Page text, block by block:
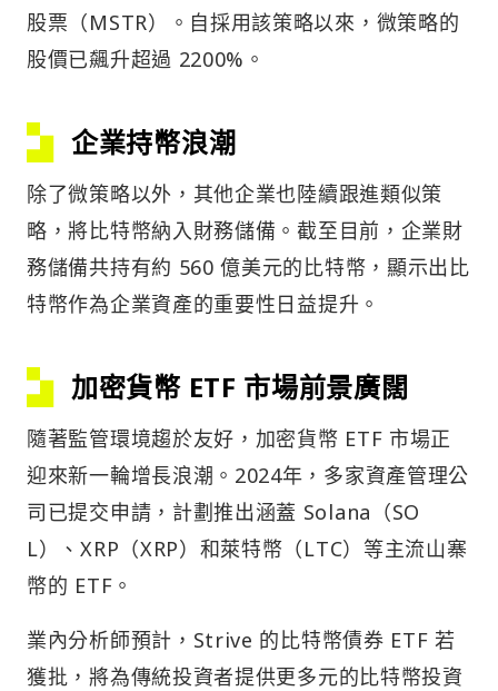
股票（MSTR）。自採用該策略以來，微策略的
股價已飆升超過 2200%。
企業持幣浪潮
除了微策略以外，其他企業也陸續跟進類似策
略，將比特幣納入財務儲備。截至目前，企業財
務儲備共持有約 560 億美元的比特幣，顯示出比
特幣作為企業資產的重要性日益提升。
加密貨幣 ETF 市場前景廣闊
隨著監管環境趨於友好，加密貨幣 ETF 市場正
迎來新一輪增長浪潮。2024年，多家資產管理公
司已提交申請，計劃推出涵蓋 Solana（SO
L）、XRP（XRP）和萊特幣（LTC）等主流山寨
幣的 ETF。
業內分析師預計，Strive 的比特幣債券 ETF 若
獲批，將為傳統投資者提供更多元的比特幣投資